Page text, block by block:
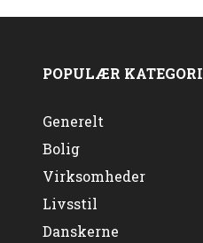
POPULÆR KATEGORI
Generelt
Bolig
Virksomheder
Livsstil
Danskerne